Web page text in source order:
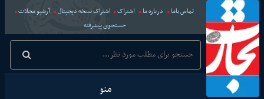
تماس باما درباره ما اشتراک اشتراک نسخه دیجیتال
آرشیو مجلات
جستجوی پیشرفته
منو